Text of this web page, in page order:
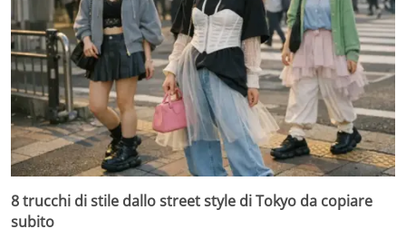
8 trucchi di stile dallo street style di Tokyo da copiare
subito